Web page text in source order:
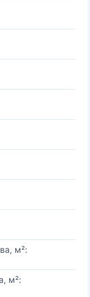
м²:
м²: